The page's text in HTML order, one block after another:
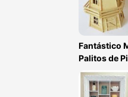
Fantástico
Palitos de